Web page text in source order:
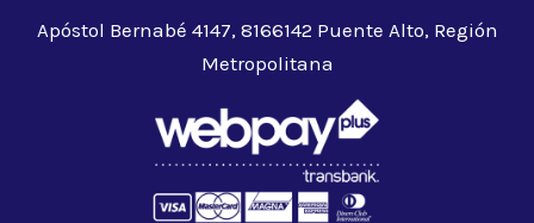
Apóstol Bernabé 4147, 8166142 Puente Alto, Región
Metropolitana